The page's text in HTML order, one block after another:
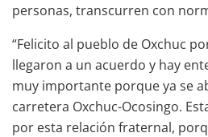
personas, transcurren con
“Felicito al pueblo de Oxchuc
llegaron a un acuerdo y hay
muy importante porque ya se
carretera Oxchuc-Ocosingo.
por esta relación fraternal,